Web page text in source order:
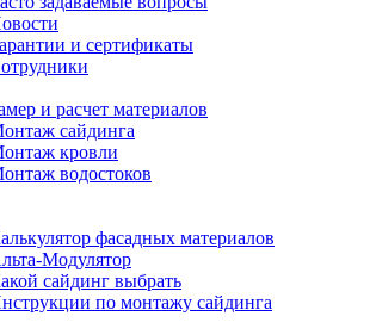
и сертификаты
и расчет материалов
сайдинга
кровли
водостоков
фасадных материалов
Модулятор
сайдинг выбрать
по монтажу сайдинга